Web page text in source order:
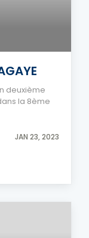
deuxième
la 8ème
JAN 23, 2023